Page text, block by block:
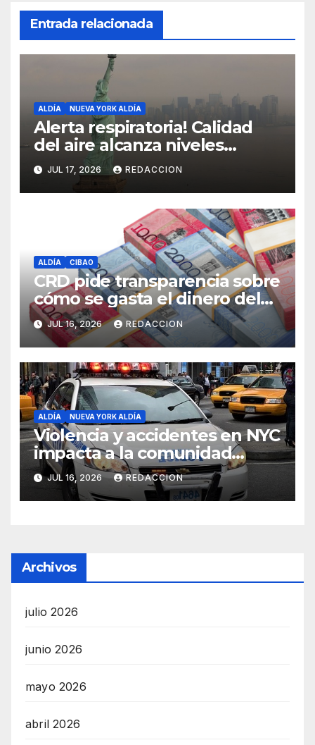
Entrada relacionada
ALDÍA NUEVA YORK ALDÍA
Alerta respiratoria! Calidad
del aire alcanza niveles
peligrosos en NYC
JUL 17, 2026 REDACCION
ALDÍA CIBAO
CRD pide transparencia sobre
cómo se gasta el dinero del
Seguro Familiar de Salud
JUL 16, 2026 REDACCION
ALDÍA NUEVA YORK ALDÍA
Violencia y accidentes en NYC
impacta a la comunidad
dominicana
JUL 16, 2026 REDACCION
Archivos
julio 2026
junio 2026
mayo 2026
abril 2026